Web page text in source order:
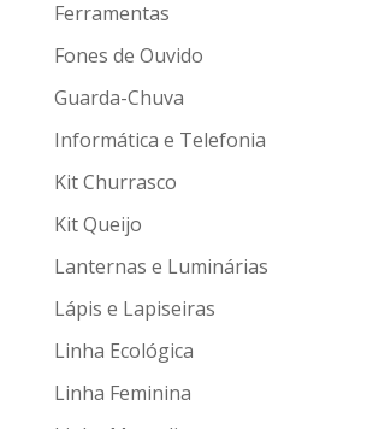
Ferramentas
Fones de Ouvido
Guarda-Chuva
Informática e Telefonia
Kit Churrasco
Kit Queijo
Lanternas e Luminárias
Lápis e Lapiseiras
Linha Ecológica
Linha Feminina